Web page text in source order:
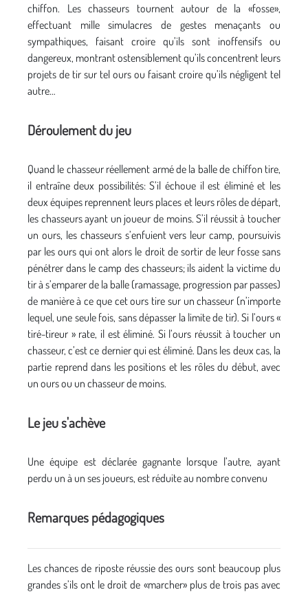
chiffon. Les chasseurs tournent autour de la «fosse»,
effectuant mille simulacres de gestes menaçants ou
sympathiques, faisant croire qu’ils sont inoffensifs ou
dangereux, montrant ostensiblement qu’ils concentrent leurs
projets de tir sur tel ours ou faisant croire qu’ils négligent tel
autre…
Déroulement du jeu
Quand le chasseur réellement armé de la balle de chiffon tire,
il entraîne deux possibilités: S’il échoue il est éliminé et les
deux équipes reprennent leurs places et leurs rôles de départ,
les chasseurs ayant un joueur de moins. S’il réussit à toucher
un ours, les chasseurs s’enfuient vers leur camp, poursuivis
par les ours qui ont alors le droit de sortir de leur fosse sans
pénétrer dans le camp des chasseurs; ils aident la victime du
tir à s’emparer de la balle (ramassage, progression par passes)
de manière à ce que cet ours tire sur un chasseur (n’importe
lequel, une seule fois, sans dépasser la limite de tir). Si l’ours «
tiré-tireur » rate, il est éliminé. Si l’ours réussit à toucher un
chasseur, c’est ce dernier qui est éliminé. Dans les deux cas, la
partie reprend dans les positions et les rôles du début, avec
un ours ou un chasseur de moins.
Le jeu s'achève
Une équipe est déclarée gagnante lorsque l’autre, ayant
perdu un à un ses joueurs, est réduite au nombre convenu
Remarques pédagogiques
Les chances de riposte réussie des ours sont beaucoup plus
grandes s’ils ont le droit de «marcher» plus de trois pas avec